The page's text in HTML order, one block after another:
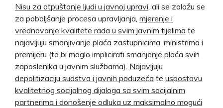
Nisu za otpuštanje ljudi u javnoj upravi , ali se zalažu se
za poboljšanje procesa upravljanja, mjerenje i
vrednovanje kvalitete rada u svim javnim tijelima te
najavljuju smanjivanje plaća zastupnicima, ministrima i
premijeru (to bi moglo implicirati smanjenje plaća svih
zaposlenika u javnim službama). Najavljuju
depolitizaciju sudstva i javnih poduzeća te uspostavu
kvalitetnog socijalnog dijaloga sa svim socijalnim
partnerima i donošenje odluka uz maksimalno mogući